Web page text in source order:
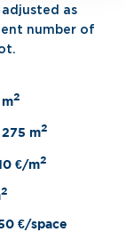
as
number of
2
275 m2
€/m2
2
€/space